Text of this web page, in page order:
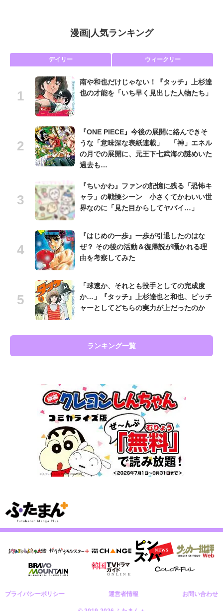
漫画| 人気ランキング
デイリー ウィークリー
南や和也だけじゃない！『タッチ』上杉達
也の才能を「いち早く見出した人物たち」
『ONE PIECE』今後の展開に絡んできそ
うな「意味深な表紙連載」 「神」エネル
の月での展開に、元王下七武海の謎めいた
過去も…
『ちいかわ』ファンの記憶に残る「恐怖キ
ャラ」の戦慄シーン 小さくてかわいい世
界なのに「見た目からしてヤバイ…」
『はじめの一歩』一歩が引退したのはな
ぜ？ その後の活動＆復帰説が囁かれる理
由を考察してみた
「球速か、それとも投手としての完成度
か…」『タッチ』上杉達也と和也、ピッチ
ャーとしてどちらの実力が上だったのか
ランキング一覧
プライバシーポリシー 運営者情報 お問い合わせ